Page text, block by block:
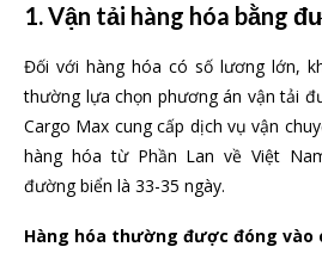
1. Vận tải hàng hóa bằng
Đối với hàng hóa có số lương lớn,
thường lựa chọn phương án vận tải
Cargo Max cung cấp dịch vụ vận
hàng hóa từ Phần Lan về Việt
đường biển là 33-35 ngày.
Hàng hóa thường được đóng vào